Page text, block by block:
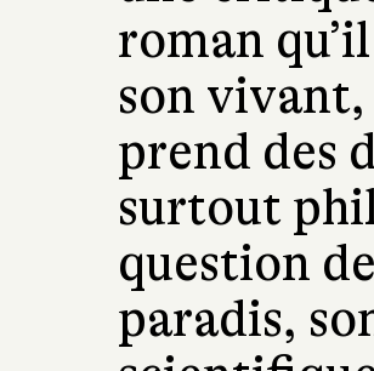
roman
son vivant,
prend des
surtout
question
paradis,